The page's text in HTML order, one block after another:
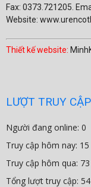
Fax: 0373.721205.
Website:
Thiết kế website:
LƯỢT TRUY CẬP
Người đang online: 0
Truy cập hôm nay: 15
Truy cập hôm qua: 73
Tổng lượt truy cập: